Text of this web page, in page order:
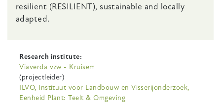
resilient (RESILIENT), sustainable and locally
adapted.
Research institute
Viaverda vzw - Kruisem
(projectleider)
ILVO, Instituut voor Landbouw en Visserijonderzoek,
Eenheid Plant: Teelt & Omgeving